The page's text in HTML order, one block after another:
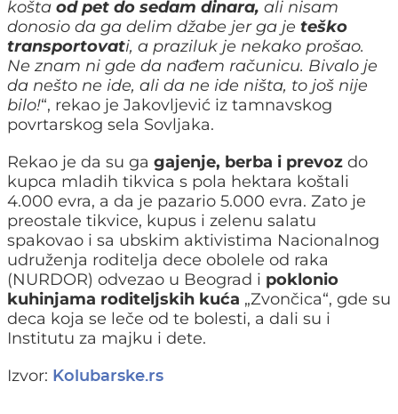
košta od pet do sedam dinara, ali nisam
donosio da ga delim džabe jer ga je teško
transportovati, a praziluk je nekako prošao.
Ne znam ni gde da nađem računicu. Bivalo je
da nešto ne ide, ali da ne ide ništa, to još nije
bilo!“, rekao je Jakovljević iz tamnavskog
povrtarskog sela Sovljaka.
Rekao je da su ga gajenje, berba i prevoz do
kupca mladih tikvica s pola hektara koštali
4.000 evra, a da je pazario 5.000 evra. Zato je
preostale tikvice, kupus i zelenu salatu
spakovao i sa ubskim aktivistima Nacionalnog
udruženja roditelja dece obolele od raka
(NURDOR) odvezao u Beograd i poklonio
kuhinjama roditeljskih kuća „Zvončica“, gde su
deca koja se leče od te bolesti, a dali su i
Institutu za majku i dete.
Izvor: Kolubarske.rs